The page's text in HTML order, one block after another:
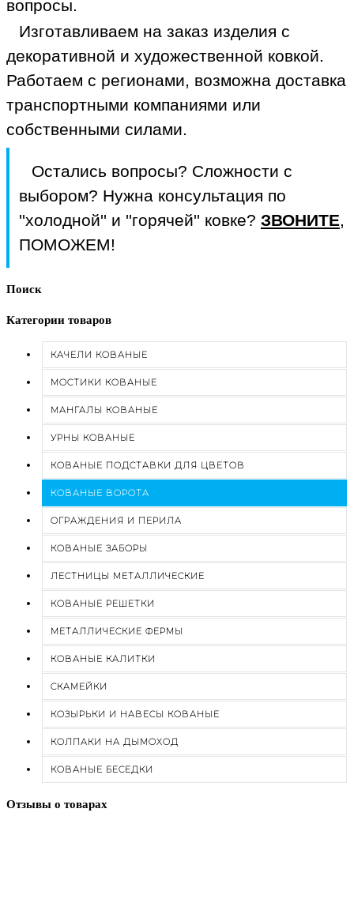
вопросы.
Изготавливаем на заказ изделия с
декоративной и художественной ковкой.
Работаем с регионами, возможна доставка
транспортными компаниями или
собственными силами.
Остались вопросы? Сложности с
выбором? Нужна консультация по
''холодной'' и ''горячей'' ковке? ЗВОНИТЕ,
ПОМОЖЕМ!
Поиск
Категории товаров
КАЧЕЛИ КОВАНЫЕ
МОСТИКИ КОВАНЫЕ
МАНГАЛЫ КОВАНЫЕ
УРНЫ КОВАНЫЕ
КОВАНЫЕ ПОДСТАВКИ ДЛЯ ЦВЕТОВ
КОВАНЫЕ ВОРОТА
ОГРАЖДЕНИЯ И ПЕРИЛА
КОВАНЫЕ ЗАБОРЫ
ЛЕСТНИЦЫ МЕТАЛЛИЧЕСКИЕ
КОВАНЫЕ РЕШЕТКИ
МЕТАЛЛИЧЕСКИЕ ФЕРМЫ
КОВАНЫЕ КАЛИТКИ
СКАМЕЙКИ
КОЗЫРЬКИ И НАВЕСЫ КОВАНЫЕ
КОЛПАКИ НА ДЫМОХОД
КОВАНЫЕ БЕСЕДКИ
Отзывы о товарах